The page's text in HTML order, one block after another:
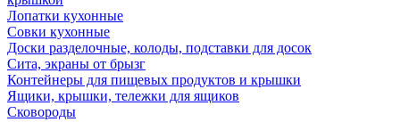
Лопатки кухонные
Совки кухонные
Доски разделочные, колоды, подставки для досок
Сита, экраны от брызг
Контейнеры для пищевых продуктов и крышки
Ящики, крышки, тележки для ящиков
Сковороды